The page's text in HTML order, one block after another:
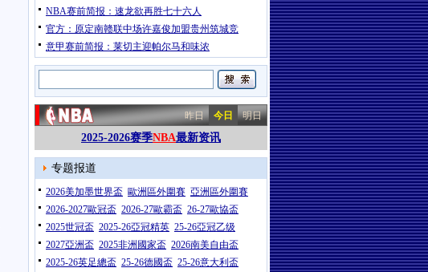
NBA赛前简报：速龙欲再胜七十六人
官方：原定南赣联中场许嘉俊加盟贵州筑城竞
意甲赛前简报：莱切主迎帕尔马和味浓
昨日 今日 明日
2025-2026赛季NBA最新资讯
专题报道
2026美加墨世界盃 歐洲區外圍賽 亞洲區外圍賽
2026-2027歐冠盃 2026-27歐霸盃 26-27歐協盃
2025世冠盃 2025-26亞冠精英 25-26亞冠乙级
2027亞洲盃 2025非洲國家盃 2026南美自由盃
2025-26英足總盃 25-26德國盃 25-26意大利盃